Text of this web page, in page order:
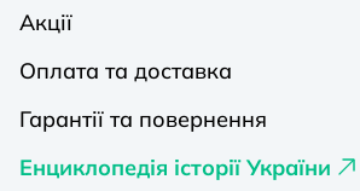
Акції
Оплата та доставка
Гарантії та повернення
Енциклопедія історії України